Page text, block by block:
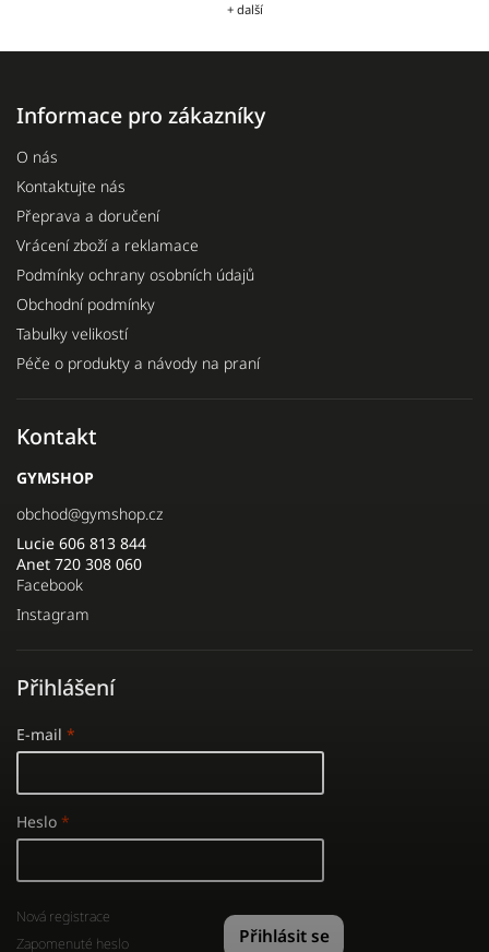
+ další
Informace pro zákazníky
O nás
Kontaktujte nás
Přeprava a doručení
Vrácení zboží a reklamace
Podmínky ochrany osobních údajů
Obchodní podmínky
Tabulky velikostí
Péče o produkty a návody na praní
Kontakt
GYMSHOP
obchod@gymshop.cz
Lucie 606 813 844
Anet 720 308 060
Facebook
Instagram
Přihlášení
E-mail
Heslo
Přihlásit se
Nová registrace
Zapomenuté heslo